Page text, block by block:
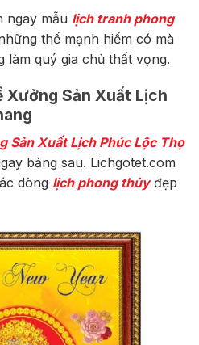
ngay mẫu lịch tranh phong
thế mạnh hiếm có mà
làm quý gia chủ thất vọng.
Sản Xuất Lịch
Sản Xuất Lịch Phúc Lộc Thọ
bảng sau. Lichgotet.com
dòng lịch phong thủy đẹp